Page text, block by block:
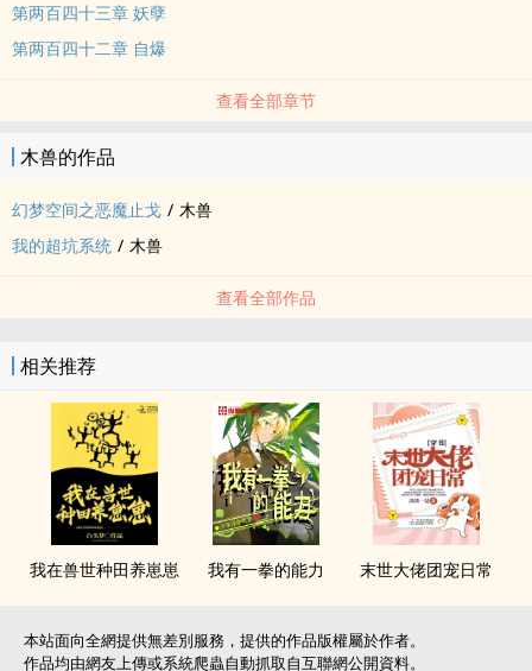
第两百四十三章 妖孽
第两百四十二章 自爆
查看全部章节
木兽的作品
幻梦空间之恶魔止戈 / 木兽
我的超坑系统 / 木兽
查看全部作品
相关推荐
我在兽世种田养崽崽 我有一拳的能力 末世大佬团宠日常
本站面向全網提供無差別服務，提供的作品版權屬於作者。
作品均由網友上傳或系統爬蟲自動抓取自互聯網公開資料。